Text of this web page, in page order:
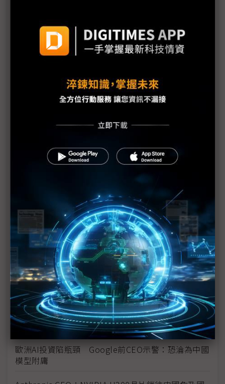
性應用落地
格陵蘭危機現轉機 川普稱與北約達成協議框架、撤
黃仁勳：AI投資迎史上最大基建熱潮 帶動「新藍領
AI新創看向企業戰場 OpenAI、Anthropic拚穩定金
中國審查H200放行之際 傳黃仁勳春節前訪中
中美貿易談判再起 川普4月訪中前有望達成新協議
加拿大總理開火川普 籲全球中等國家團結抵抗「美
法國總統馬克宏籲歐盟強化主權自主 齊心抗美國威
G42 CEO：阿聯躍升全球AI核心戰場 NVIDIA、超微
先進AI晶片即將運抵
DeepMind CEO：DeepSeek熱潮被高估 中國擅長
追趕但未創新超前
歐洲AI投資陷瓶頸 Google前CEO示警：恐淪為中國
模型附庸